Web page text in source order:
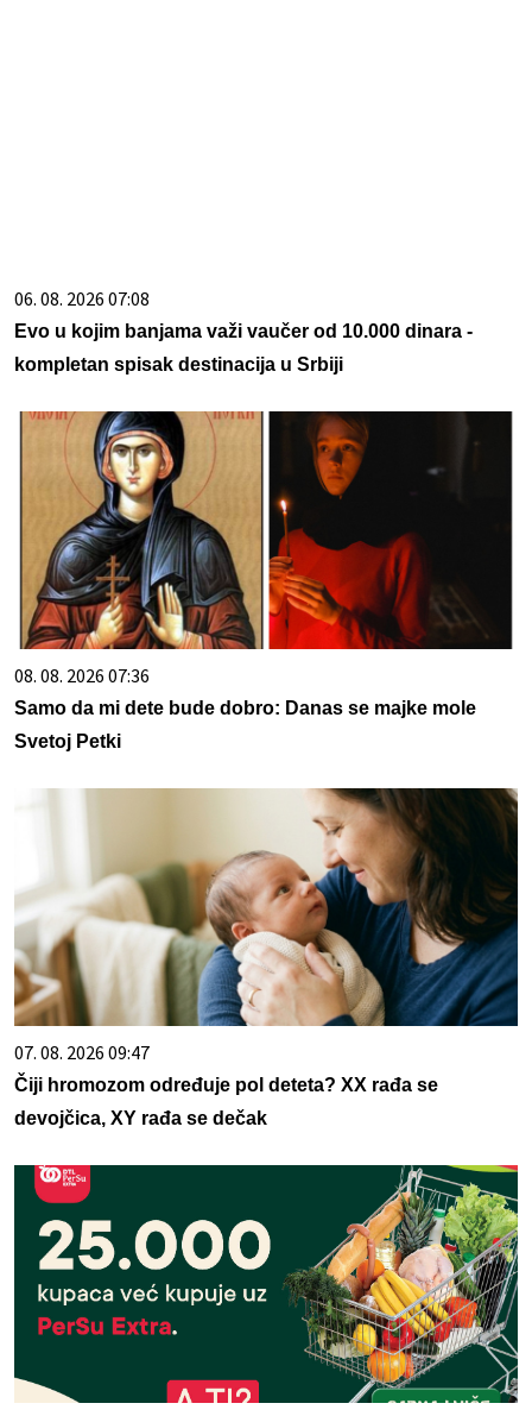
06. 08. 2026 07:08
Evo u kojim banjama važi vaučer od 10.000 dinara -
kompletan spisak destinacija u Srbiji
08. 08. 2026 07:36
Samo da mi dete bude dobro: Danas se majke mole
Svetoj Petki
07. 08. 2026 09:47
Čiji hromozom određuje pol deteta? XX rađa se
devojčica, XY rađa se dečak